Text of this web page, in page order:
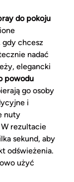
do pokoju
gdy chcesz
nadać
elegancki
powodu
go osoby
i
nuty
rezultacie
sekund, aby
odświeżenia.
użyć